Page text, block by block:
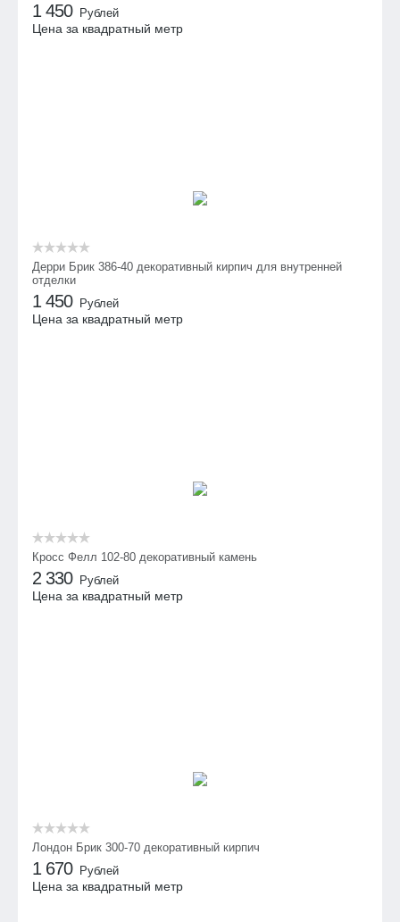
1 450 Рублей
Цена за квадратный метр
Дерри Брик 386-40 декоративный кирпич для внутренней
отделки
1 450 Рублей
Цена за квадратный метр
Кросс Фелл 102-80 декоративный камень
2 330 Рублей
Цена за квадратный метр
Лондон Брик 300-70 декоративный кирпич
1 670 Рублей
Цена за квадратный метр